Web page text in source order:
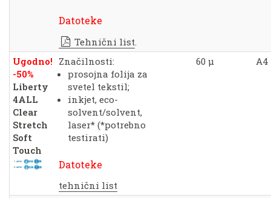
Datoteke
Tehnični list.
Ugodno!
-50%
Liberty
4ALL
Clear
Stretch
Soft
Touch
Značilnosti:
prosojna folija za
svetel tekstil;
inkjet, eco-
solvent/solvent,
laser* (*potrebno
testirati)
Datoteke
tehnični list
60 μ A4